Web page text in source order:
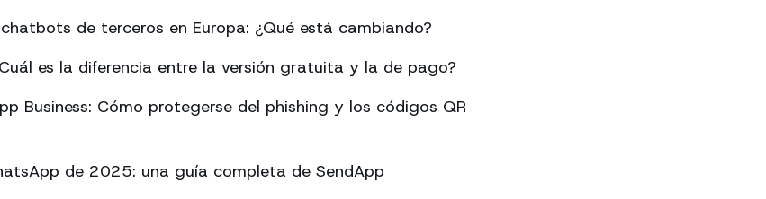
de terceros en Europa: ¿Qué está cambiando?
es la diferencia entre la versión gratuita y la de pago?
Business: Cómo protegerse del phishing y los códigos QR
de 2025: una guía completa de SendApp